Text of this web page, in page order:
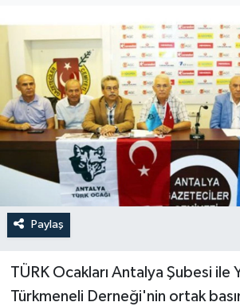
Paylaş
TÜRK Ocakları Antalya Şubesi ile
Türkmeneli Derneği'nin ortak